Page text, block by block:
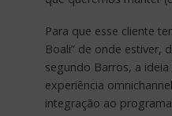
Para que esse cliente
Boali” de onde estiver,
segundo Barros, a
experiência
integração ao